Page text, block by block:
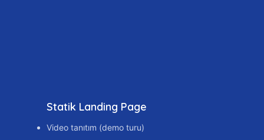
Statik Landing Page
Video tanıtım (demo turu)